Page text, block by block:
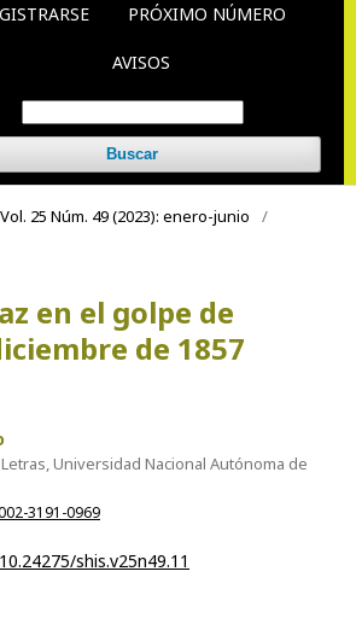
PRÓXIMO NÚMERO
AVISOS
Buscar
Vol. 25 Núm. 49 (2023): enero-junio
/
en el golpe de
de 1857
Universidad Nacional Autónoma de
3191-0969
shis.v25n49.11